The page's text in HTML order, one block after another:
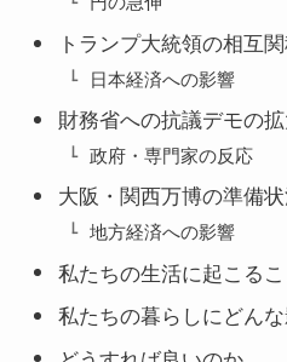
トランプ大統領の相互
日本経済への影響
財務省への抗議デモの
政府・専門家の反応
大阪・関西万博の準備
地方経済への影響
私たちの生活に起こるこ
私たちの暮らしにどん